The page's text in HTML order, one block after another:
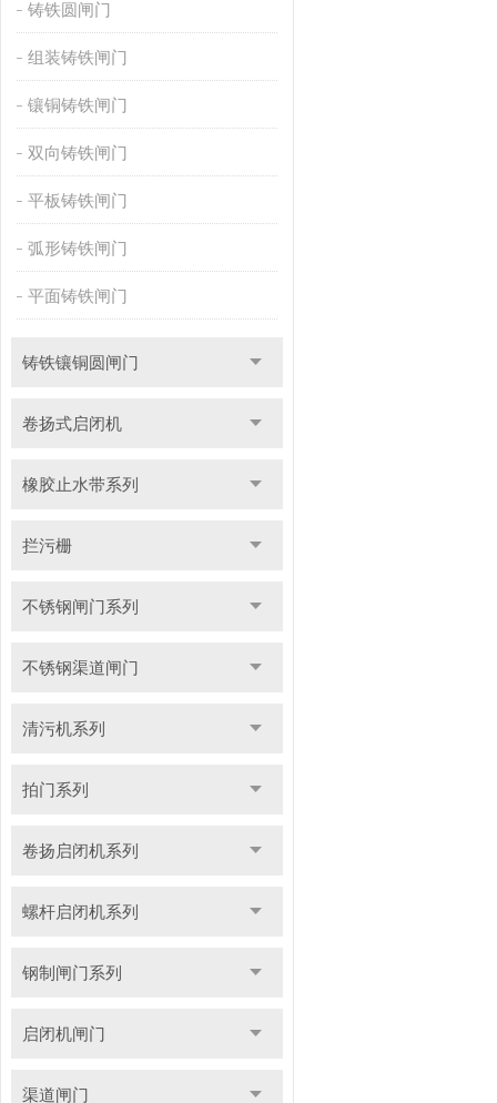
铸铁圆闸门
组装铸铁闸门
镶铜铸铁闸门
双向铸铁闸门
平板铸铁闸门
弧形铸铁闸门
平面铸铁闸门
铸铁镶铜圆闸门
卷扬式启闭机
橡胶止水带系列
拦污栅
不锈钢闸门系列
不锈钢渠道闸门
清污机系列
拍门系列
卷扬启闭机系列
螺杆启闭机系列
钢制闸门系列
启闭机闸门
渠道闸门